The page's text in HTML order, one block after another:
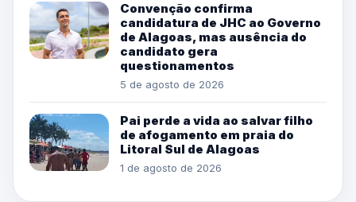
Convenção confirma
candidatura de JHC ao Governo
de Alagoas, mas ausência do
candidato gera
questionamentos
5 de agosto de 2026
Pai perde a vida ao salvar filho
de afogamento em praia do
Litoral Sul de Alagoas
1 de agosto de 2026